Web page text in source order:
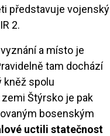
představuje vojenský
2.
a místo je
tam dochází
kněž spolu
Štýrsko je pak
bosenským
uctili statečnost